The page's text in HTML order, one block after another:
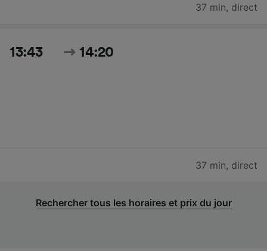
37 min, direct
13:43 14:20
37 min, direct
Rechercher tous les horaires et prix du jour